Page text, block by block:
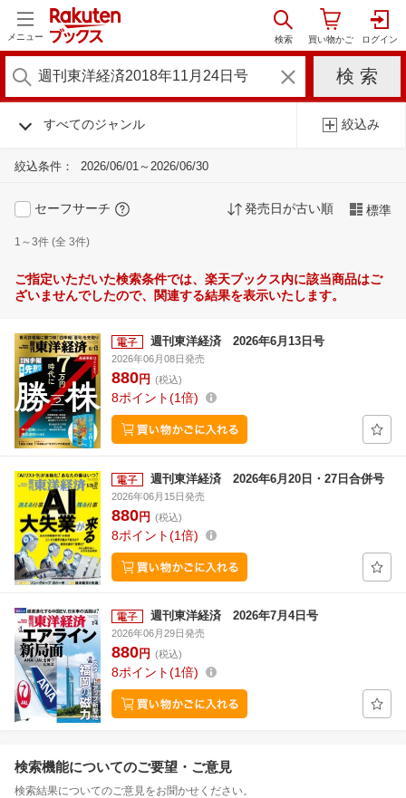
メニュー
すべてのジャンル 絞込み
絞込条件： 2026/06/01～2026/06/30
セーフサーチ 発売日が古い順 標準
1～3件 (全 3件)
ご指定いただいた検索条件では、楽天ブックス内に該当商品はご
ざいませんでしたので、関連する結果を表示いたします。
週刊東洋経済 2026年6月13日号
2026年06月08日発売
880円 (税込)
8ポイント 1倍
週刊東洋経済 2026年6月20日・27日合併号
2026年06月15日発売
880円 (税込)
8ポイント 1倍
週刊東洋経済 2026年7月4日号
2026年06月29日発売
880円 (税込)
8ポイント 1倍
検索機能についてのご要望・ご意見
検索結果についてのご意見をお聞かせください。